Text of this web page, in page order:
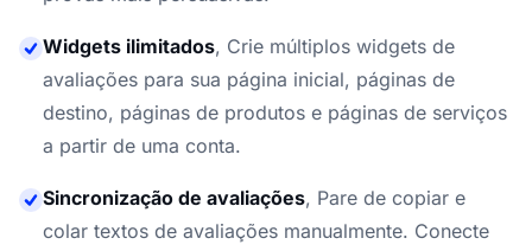
Widgets ilimitados, Crie múltiplos widgets de
avaliações para sua página inicial, páginas de
destino, páginas de produtos e páginas de serviços
a partir de uma conta.
Sincronização de avaliações, Pare de copiar e
colar textos de avaliações manualmente. Conecte